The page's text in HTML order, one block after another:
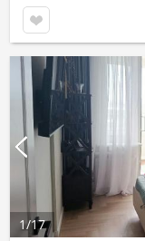
1/17